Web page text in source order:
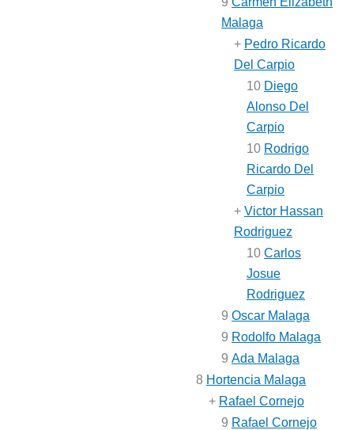
Malaga
+ Pedro Ricardo
Del Carpio
10 Diego
Alonso Del
Carpio
10 Rodrigo
Ricardo Del
Carpio
+ Victor Hassan
Rodriguez
10 Carlos
Josue
Rodriguez
9 Oscar Malaga
9 Rodolfo Malaga
9 Ada Malaga
8 Hortencia Malaga
+ Rafael Cornejo
9 Rafael Cornejo